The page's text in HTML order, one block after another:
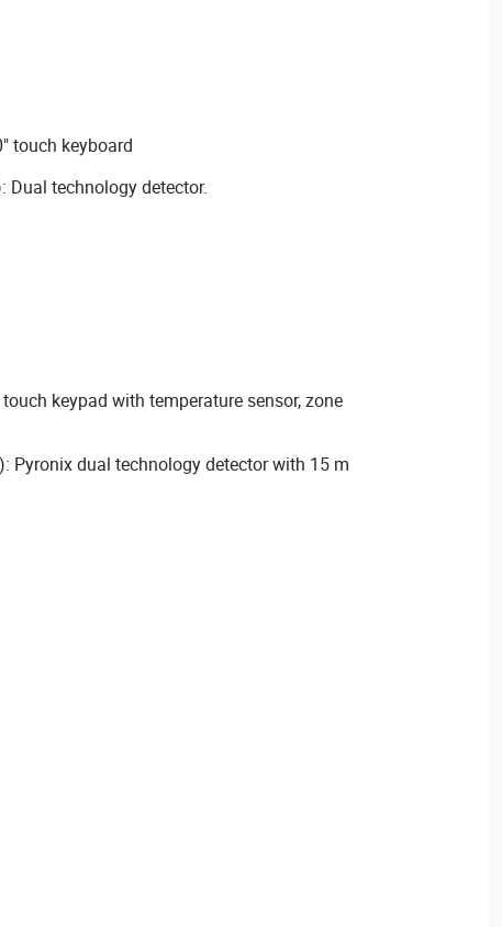
touch keyboard
Dual technology detector.
keypad with temperature sensor, zone
Pyronix dual technology detector with 15 m